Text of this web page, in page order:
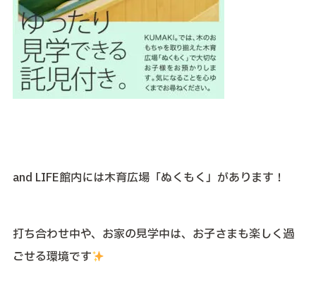
and LIFE館内には木育広場「ぬくもく」があります！
打ち合わせ中や、お家の見学中は、お子さまも楽しく過
ごせる環境です